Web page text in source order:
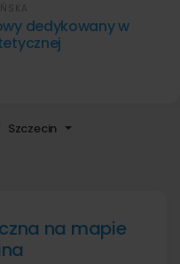
Szczecin
dedykowany w
na mapie